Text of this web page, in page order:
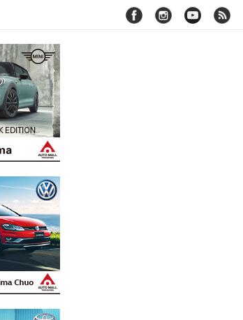
facebookinstagramyoutube rss